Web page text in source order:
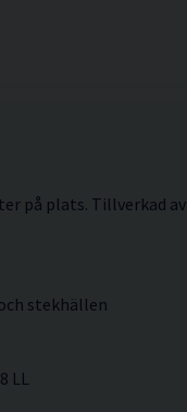
på plats. Tillverkad av
stekhällen
LL